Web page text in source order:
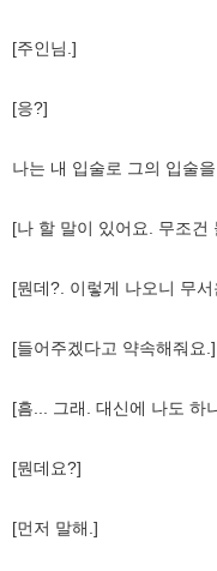
[주인님.]
[응?]
나는 내 입술로 그의 입술
[나 할 말이 있어요. 무조건
[뭔데?. 이렇게 나오니 무서
[들어주겠다고 약속해줘요.]
[흠... 그래. 대신에 나도 하
[뭔데요?]
[먼저 말해.]